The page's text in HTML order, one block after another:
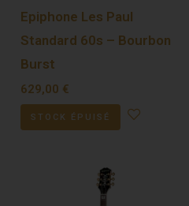
Epiphone Les Paul
Standard 60s – Bourbon
Burst
629,00 €
STOCK ÉPUISÉ